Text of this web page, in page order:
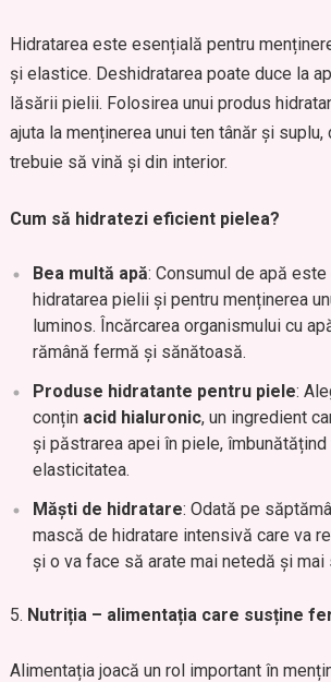
Hidratarea este esențială pentru
și elastice. Deshidratarea poate duce la
lăsării pielii. Folosirea unui produs
ajuta la menținerea unui ten tânăr și suplu,
trebuie să vină și din interior.
Cum să hidratezi eficient pielea?
Bea multă apă: Consumul de apă
hidratarea pielii și pentru menținerea
luminos. Încărcarea organismului cu
rămână fermă și sănătoasă.
Produse hidratante pentru piele:
conțin acid hialuronic, un ingredient
și păstrarea apei în piele,
elasticitatea.
Măști de hidratare: Odată pe
mască de hidratare intensivă care va
și o va face să arate mai netedă și mai
Nutriția – alimentația care susține
Alimentația joacă un rol important în